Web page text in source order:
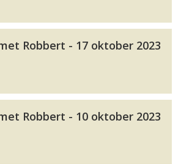
Robbert - 17 oktober 2023
Robbert - 10 oktober 2023